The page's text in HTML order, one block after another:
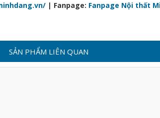
| Fanpage: Fanpage Nội thất
SẢN PHẨM LIÊN QUAN